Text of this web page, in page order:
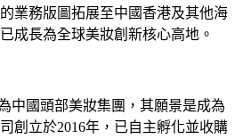
業務版圖拓展至中國香港及其他海
成長為全球美妝創新核心高地。
中國頭部美妝集團，其願景是成為
創立於2016年，已自主孵化並收購